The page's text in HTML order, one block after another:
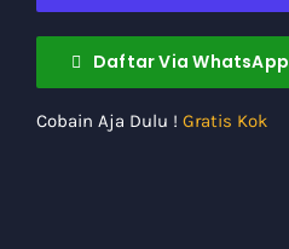
Daftar Via WhatsApp
Cobain Aja Dulu ! Gratis Kok